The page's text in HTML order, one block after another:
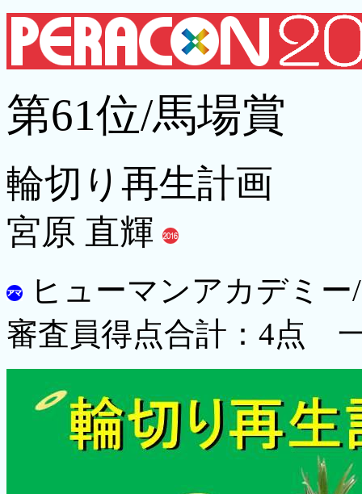
第61位/馬場賞
輪切り再生計画
宮原 直輝
ヒューマンアカデミー
審査員得点合計：4点